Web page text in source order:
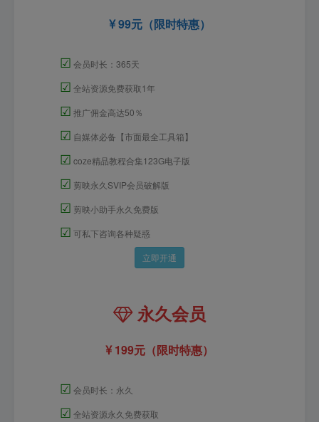
99元（限时特惠）
☑ 会员时长：365天
☑ 全站资源免费获取1年
☑ 推广佣金高达50％
☑ 自媒体必备【市面最全工具箱】
☑ coze精品教程合集123G电子版
☑ 剪映永久SVIP会员破解版
☑ 剪映小助手永久免费版
☑ 可私下咨询各种疑惑
立即开通
永久会员
199元（限时特惠）
☑ 会员时长：永久
☑ 全站资源永久免费获取